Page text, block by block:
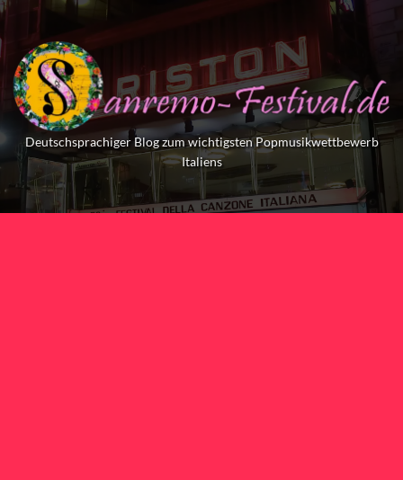
Skip
to
content
Deutschsprachiger Blog zum wichtigsten Popmusikwettbewerb
Italiens